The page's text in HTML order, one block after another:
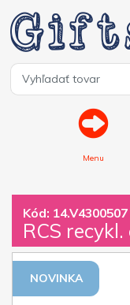
Menu
Kód: 14.V4300507
RCS
NOVINKA